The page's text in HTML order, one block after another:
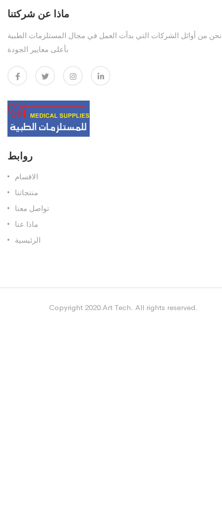
ماذا عن شركتنا
نحن من أوائل الشركات التي بدأت العمل في مجال المستلزمات الطبية
بأعلى معايير الجودة
روابط
الاقسام
منتجاتنا
تواصل معنا
ماذا عنا
الرئيسية
Copyright 2020.Art Tech. All rights reserved.